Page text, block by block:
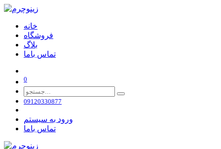
خانه
فروشگاه
بلاگ
تماس باما
0
09120330877
ورود به سیستم
تماس باما